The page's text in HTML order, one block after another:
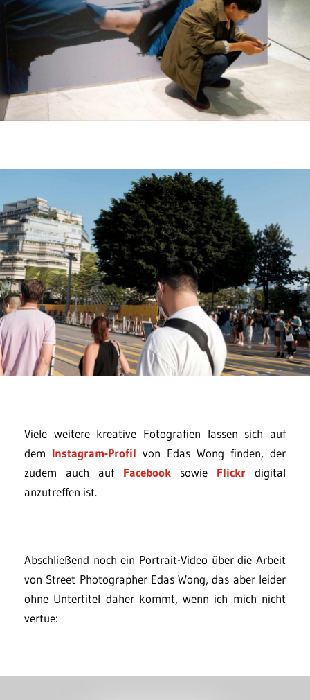
Viele weitere kreative Fotografien lassen sich auf
dem Instagram-Profil von Edas Wong finden, der
zudem auch auf Facebook sowie Flickr digital
anzutreffen ist.
Abschließend noch ein Portrait-Video über die Arbeit
von Street Photographer Edas Wong, das aber leider
ohne Untertitel daher kommt, wenn ich mich nicht
vertue: